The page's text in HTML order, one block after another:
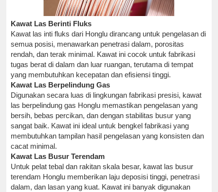
Kawat Las Berinti Fluks
Kawat las inti fluks dari Honglu dirancang untuk pengelasan di
semua posisi, menawarkan penetrasi dalam, porositas
rendah, dan terak minimal. Kawat ini cocok untuk fabrikasi
tugas berat di dalam dan luar ruangan, terutama di tempat
yang membutuhkan kecepatan dan efisiensi tinggi.
Kawat Las Berpelindung Gas
Digunakan secara luas di lingkungan fabrikasi presisi, kawat
las berpelindung gas Honglu memastikan pengelasan yang
bersih, bebas percikan, dan dengan stabilitas busur yang
sangat baik. Kawat ini ideal untuk bengkel fabrikasi yang
membutuhkan tampilan hasil pengelasan yang konsisten dan
cacat minimal.
Kawat Las Busur Terendam
Untuk pelat tebal dan rakitan skala besar, kawat las busur
terendam Honglu memberikan laju deposisi tinggi, penetrasi
dalam, dan lasan yang kuat. Kawat ini banyak digunakan